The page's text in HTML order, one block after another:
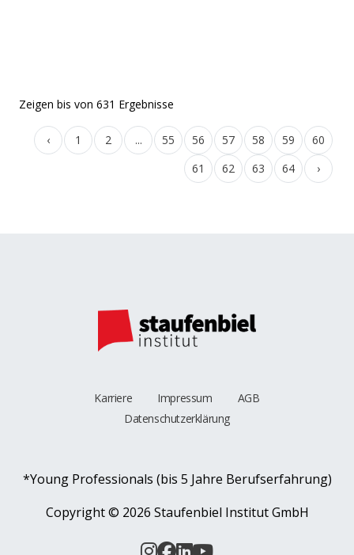
Zeigen bis von 631 Ergebnisse
‹ 1 2 ... 55 56 57 58 59
60
61
62 63 64 ›
Karriere Impressum
AGB
Datenschutzerklärung
*Young Professionals (bis 5 Jahre Berufserfahrung)
Copyright © 2026 Staufenbiel Institut GmbH